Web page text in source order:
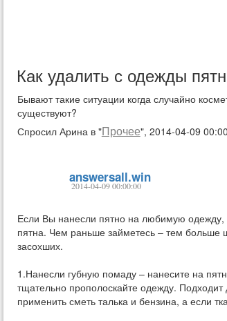
Как удалить с одежды
Бывают такие ситуации когда случайно
существуют?
Спросил Арина в "Прочее", 2014-04-09
answersall.win
2014-04-09 00:00:00
Если Вы нанесли пятно на любимую одежду,
пятна. Чем раньше займетесь – тем больше
засохших.
1.Нанесли губную помаду – нанесите на
тщательно прополоскайте одежду.
применить сметь талька и бензина, а если